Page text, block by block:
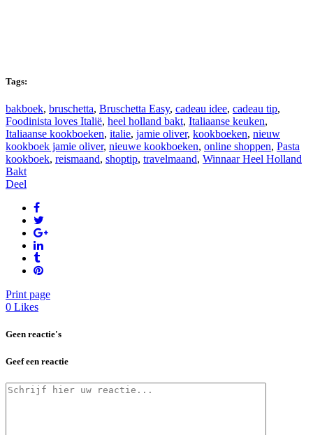
Tags:
bakboek, bruschetta, Bruschetta Easy, cadeau idee, cadeau tip,
Foodinista loves Italië, heel holland bakt, Italiaanse keuken,
Italiaanse kookboeken, italie, jamie oliver, kookboeken, nieuw
kookboek jamie oliver, nieuwe kookboeken, online shoppen, Pasta
kookboek, reismaand, shoptip, travelmaand, Winnaar Heel Holland
Bakt
Deel
Print page
0 Likes
Geen reactie's
Geef een reactie